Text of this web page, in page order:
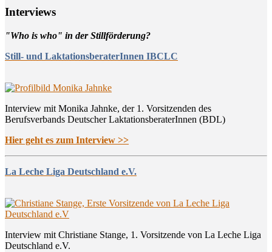
Inter­views
"Who is who" in der Stillförderung?
Still- und LaktationsberaterInnen IBCLC
Interview mit Monika Jahnke, der 1. Vorsitzenden des
Berufsverbands Deutscher LaktationsberaterInnen (BDL)
Hier geht es zum Interview >>
La Leche Liga Deutschland e.V.
Interview mit Christiane Stange, 1. Vorsitzende von La Leche Liga
Deutschland e.V.